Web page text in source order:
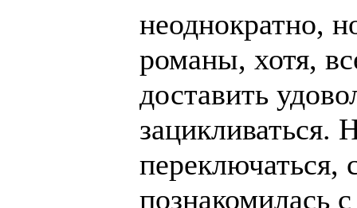
неоднократно,
романы, хотя,
доставить
зацикливаться.
переключаться,
познакомилась